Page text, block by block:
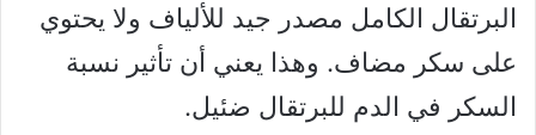
البرتقال الكامل مصدر جيد للألياف ولا يحتوي
على سكر مضاف. وهذا يعني أن تأثير نسبة
السكر في الدم للبرتقال ضئيل.